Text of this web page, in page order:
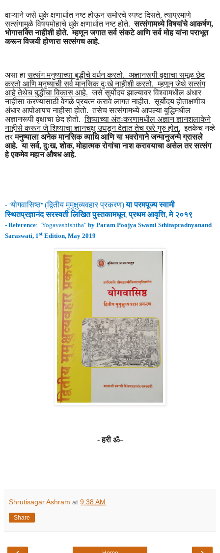
वाऱ्याने जसे धुके क्षणार्धात नष्ट होऊन समोरचे स्पष्ट दिसते, त्याप्रमाणे
सत्संगामुळे विषयमोहाचे धुके क्षणार्धात नष्ट होते.सत्संगामध्ये विषयांचे आकर्षण,
भोगासक्ति नाहीशी होते. म्हणून जगात सर्व संकटे आणि सर्व मोह यांना पराभूत
करून विजयी होणारा सत्संगच आहे.
असा हासत्संग मनुष्याच्या बुद्धीचे वर्धन करतो. अज्ञानरूपी वृक्षाचा समूळ छेद
करतो आणि मनुष्याची सर्व मानसिक दुःखे नाहीशी करतो. म्हणून जेथे सत्संग
आहे तेथेच बुद्धीचा विकास आहे. जसे सूर्योदय झाल्यावर विश्वामधील अंधार
नाहीसा करण्यासाठी वेगळे प्रयत्न करावे लागत नाहीत. सूर्योदय होताक्षणीच
अंधार आपोआपच नाहीसा होतो. तसेच सत्संगामध्ये आपल्या बुद्धिमधील
अज्ञानरूपी वृक्षाचा छेद होतो.शिष्याच्या अंतःकरणामधील अज्ञान ज्ञानशलाकेने
नाहीसे करून जे शिष्याचा ज्ञानचक्षु उघडून देतात तेच खरे गुरु होत. इतकेच नव्हे
तरमनुष्याला अनेक मानसिक व्याधि आणि या भवरोगाने जन्मानुजन्मे ग्रासले
आहे. या सर्व, दुःख, शोक, मोहात्मक रोगांचा नाश करावयाचा असेल तर सत्संग
हे एकमेव महान औषध आहे.
- "योगवासिष्ठ" (द्वितीय मुमुक्षुव्यवहार प्रकरण)या परमपूज्य स्वामी
स्थितप्रज्ञानंदसरस्वती लिखित पुस्तकामधून, प्रथमआवृत्ति, मे २०१९
- Reference: "Yogavashishtha" by Param Poojya Swami Sthitapradnyanand
Saraswati, 1st Edition, May 2019
-हरी ॐ–
Shrutisagar Ashram at 9:38 AM
Share